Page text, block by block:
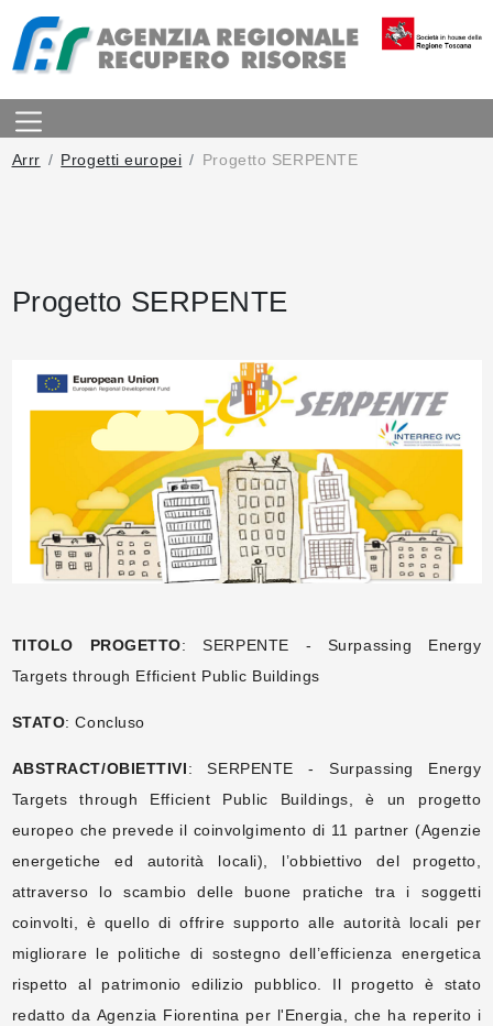
Arrr Progetti europei Progetto SERPENTE
Progetto SERPENTE
TITOLO PROGETTO: SERPENTE - Surpassing Energy
Targets through Efficient Public Buildings
STATO: Concluso
ABSTRACT/OBIETTIVI: SERPENTE - Surpassing Energy
Targets through Efficient Public Buildings, è un progetto
europeo che prevede il coinvolgimento di 11 partner (Agenzie
energetiche ed autorità locali), l’obbiettivo del progetto,
attraverso lo scambio delle buone pratiche tra i soggetti
coinvolti, è quello di offrire supporto alle autorità locali per
migliorare le politiche di sostegno dell’efficienza energetica
rispetto al patrimonio edilizio pubblico. Il progetto è stato
redatto da Agenzia Fiorentina per l'Energia, che ha reperito i